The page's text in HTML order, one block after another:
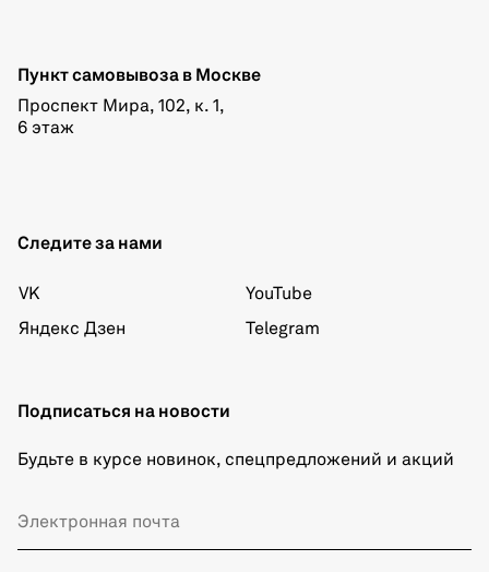
Пункт самовывоза в Москве
Проспект Мира, 102, к. 1,
6 этаж
Следите за нами
VK
Яндекс Дзен
YouTube
Telegram
Подписаться на новости
Будьте в курсе новинок, спецпредложений и акций